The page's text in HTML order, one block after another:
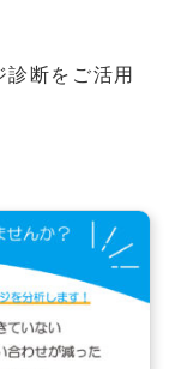
診断をご活用